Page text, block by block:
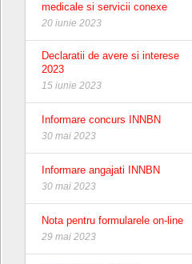
medicale si servicii conexe
20 iunie 2023
Declaratii de avere si interese
2023
15 iunie 2023
Informare concurs INNBN
30 mai 2023
Informare angajati INNBN
30 mai 2023
Nota pentru formularele on-line
29 mai 2023